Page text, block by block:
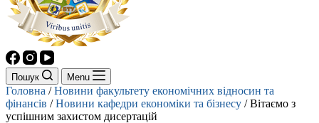
Пошук Menu
Головна /Новини факультету економічних відносин та
фінансів /Новини кафедри економіки та бізнесу /Вітаємо з
успішним захистом дисертацій